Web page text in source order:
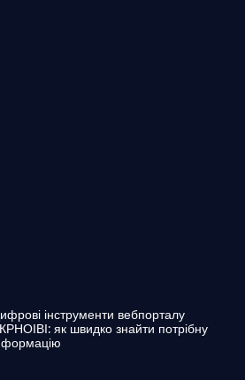
інструменти вебпорталу
як швидко знайти потрібну